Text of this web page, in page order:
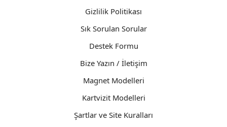
Gizlilik Politikası
Sık Sorulan Sorular
Destek Formu
Bize Yazın / İletişim
Magnet Modelleri
Kartvizit Modelleri
Şartlar ve Site Kuralları